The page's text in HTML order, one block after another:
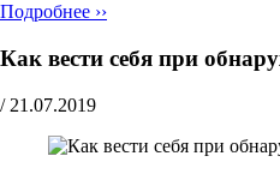
Подробнее ››
Как вести себя при
/ 21.07.2019